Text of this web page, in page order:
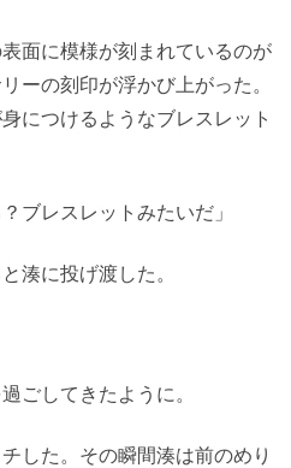
面に模様が刻まれているのが
ーの刻印が浮かび上がった。
につけるようなブレスレット
ブレスレットみたいだ」
湊に投げ渡した。
ごしてきたように。
した。その瞬間湊は前のめり